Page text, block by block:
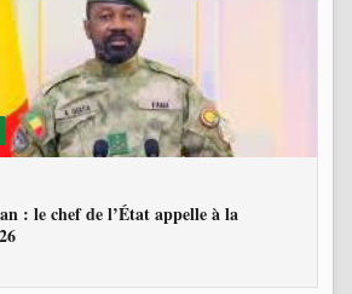
: le chef de l’État appelle à la